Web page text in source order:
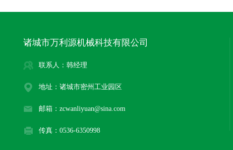
诸城市万利源机械科技有限公司
联系人：韩经理
地址：诸城市密州工业园区
邮箱：zcwanliyuan@sina.com
传真：0536-6350998